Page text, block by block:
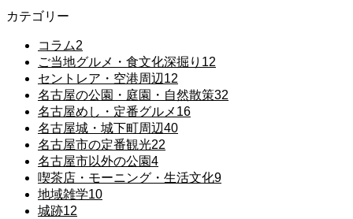
カテゴリー
コラム2
ご当地グルメ・食文化深掘り 12
セントレア・空港周辺 12
名古屋の公園・庭園・自然散策32
名古屋めし・定番グルメ 16
名古屋城・城下町周辺40
名古屋市の定番観光22
名古屋市以外の公園4
喫茶店・モーニング・生活文化9
地域雑学10
城跡12